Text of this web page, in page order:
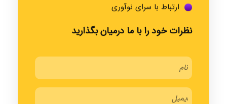
ارتباط با سرای نوآوری
نظرات خود را با ما درمیان بگذارید